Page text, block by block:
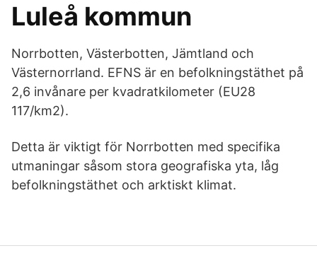
Luleå kommun
Norrbotten, Västerbotten, Jämtland och
Västernorrland. EFNS är en befolkningstäthet på
2,6 invånare per kvadratkilometer (EU28
117/km2).
Detta är viktigt för Norrbotten med specifika
utmaningar såsom stora geografiska yta, låg
befolkningstäthet och arktiskt klimat.